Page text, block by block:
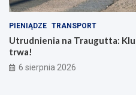
PIENIĄDZE TRANSPORT
Utrudnienia na Traugutta:
trwa!
6 sierpnia 2026